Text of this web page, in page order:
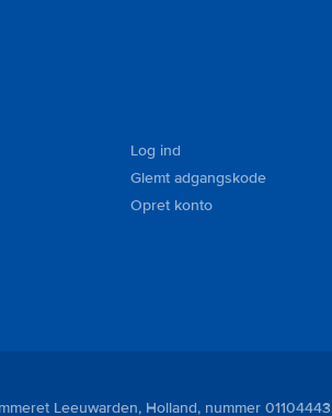
Log ind
Glemt adgangskode
Opret konto
Leeuwarden, Holland, nummer 01104443